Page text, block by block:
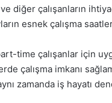
diğer çalışanların
esnek çalışma
time çalışanlar için
çalışma imkanı
zamanda iş hayatı